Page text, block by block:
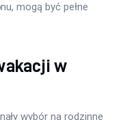
mogą być pełne
w
wybór na rodzinne